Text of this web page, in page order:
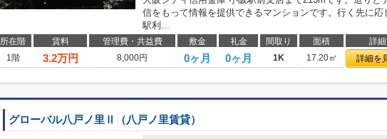
信をもって情報を提供できるマンションです。行く先に応
駅利...
所在階 賃料 管理費・共益費 敷金 礼金 間取り 面積 詳細
1階
3.2万円 8,000円 0ヶ月 0ヶ月 1K 17.20㎡ 詳細を
グローバル八戸ノ里Ⅱ（八戸ノ里賃貸）